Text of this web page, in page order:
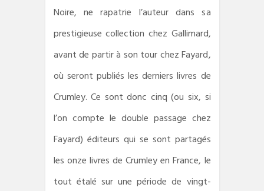
Noire, ne rapatrie l’auteur dans sa
prestigieuse collection chez Gallimard,
avant de partir à son tour chez Fayard,
où seront publiés les derniers livres de
Crumley. Ce sont donc cinq (ou six, si
l’on compte le double passage chez
Fayard) éditeurs qui se sont partagés
les onze livres de Crumley en France, le
tout étalé sur une période de vingt-